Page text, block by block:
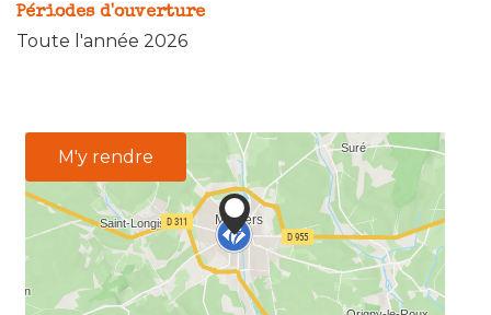
Périodes d'ouverture
Toute l'année 2026
M'y rendre